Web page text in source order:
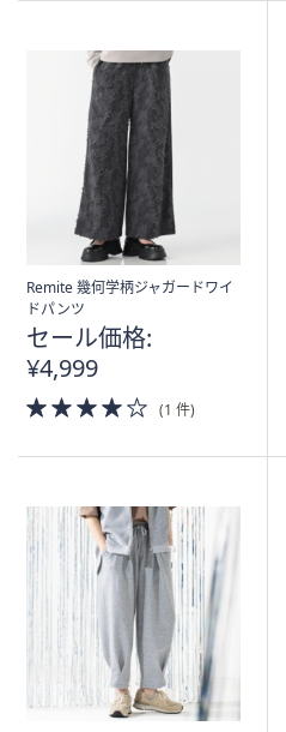
Remite 幾何学柄ジャガードワイ
ドパンツ
セール価格:
¥4,999
4.0
of
(1 件)